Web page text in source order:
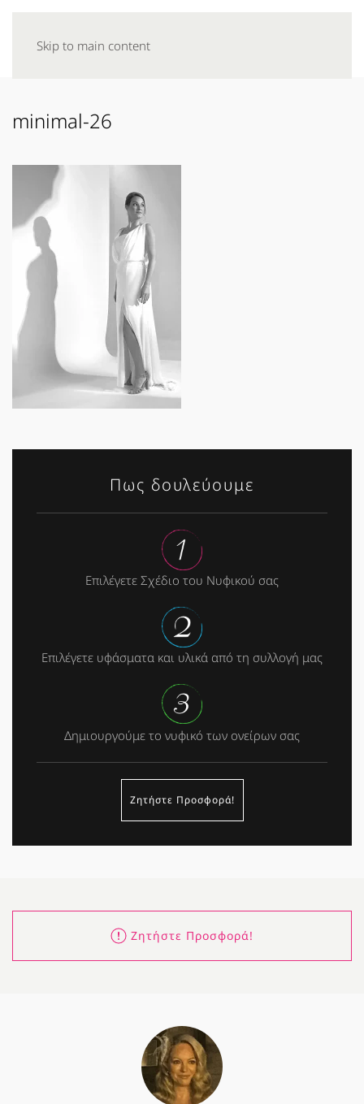
Skip to main content
minimal-26
Πως δουλεύουμε
Επιλέγετε Σχέδιο του Νυφικού σας
Επιλέγετε υφάσματα και υλικά από τη συλλογή μας
Δημιουργούμε το νυφικό των ονείρων σας
Ζητήστε Προσφορά!
Ζητήστε Προσφορά!